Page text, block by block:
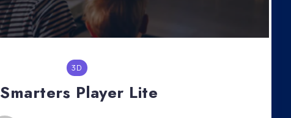
3D
Smarters Player Lite